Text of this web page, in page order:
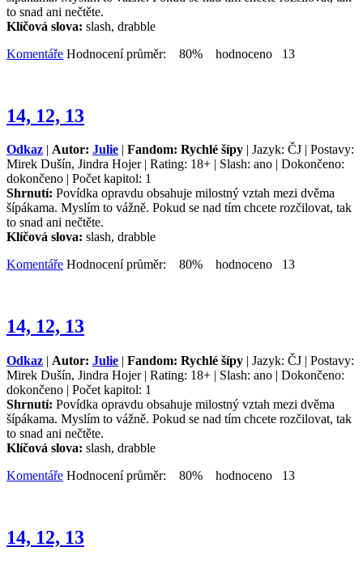
to snad ani nečtěte.
Klíčová slova: slash, drabble
Komentáře Hodnocení průměr: 80% hodnoceno 13
14, 12, 13
Odkaz | Autor: Julie | Fandom: Rychlé šípy | Jazyk: ČJ | Postavy:
Mirek Dušín, Jindra Hojer | Rating: 18+ | Slash: ano | Dokončeno:
dokončeno | Počet kapitol: 1
Shrnutí: Povídka opravdu obsahuje milostný vztah mezi dvěma
šípákama. Myslím to vážně. Pokud se nad tím chcete rozčilovat, tak
to snad ani nečtěte.
Klíčová slova: slash, drabble
Komentáře Hodnocení průměr: 80% hodnoceno 13
14, 12, 13
Odkaz | Autor: Julie | Fandom: Rychlé šípy | Jazyk: ČJ | Postavy:
Mirek Dušín, Jindra Hojer | Rating: 18+ | Slash: ano | Dokončeno:
dokončeno | Počet kapitol: 1
Shrnutí: Povídka opravdu obsahuje milostný vztah mezi dvěma
šípákama. Myslím to vážně. Pokud se nad tím chcete rozčilovat, tak
to snad ani nečtěte.
Klíčová slova: slash, drabble
Komentáře Hodnocení průměr: 80% hodnoceno 13
14, 12, 13